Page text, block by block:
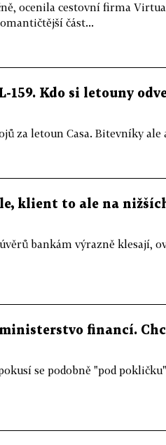
ocenila cestovní firma
část...
159. Kdo si letouny
za letoun Casa. Bitevníky ale
klient to ale na
bankám výrazně klesají,
financí.
se podobně "pod